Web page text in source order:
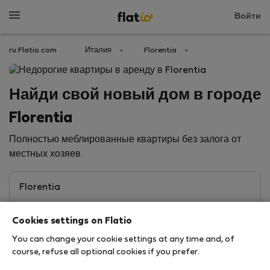
Войти
ru.Flatio.com Италия Florentia
Найди свой новый дом в городе
Florentia
Полностью меблированные квартиры без залога от
местных хозяев.
Cookies settings on Flatio
You can change your cookie settings at any time and, of
course, refuse all optional cookies if you prefer.